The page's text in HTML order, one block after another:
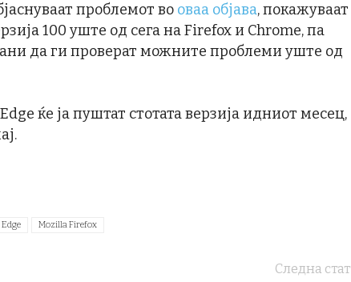
проблемот во оваа објава,
100 уште од сега на Firefox и Chrome, па
да ги проверат можните проблеми уште од
ќе ја пуштат стотата верзија идниот месец,
Mozilla Firefox
Следна